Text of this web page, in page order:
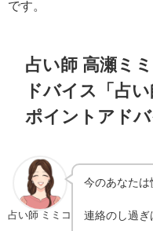
です。
占い師 高瀬ミ
ドバイス「占
ポイントアドバ
占い師 ミミコ
今のあなたは
連絡のし過